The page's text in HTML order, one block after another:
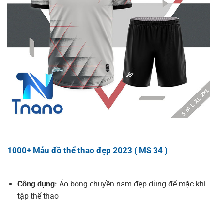
1000+ Mẫu đồ thể thao đẹp 2023 ( MS 34 )
Công dụng: Áo bóng chuyền nam đẹp dùng để mặc khi
tập thể thao